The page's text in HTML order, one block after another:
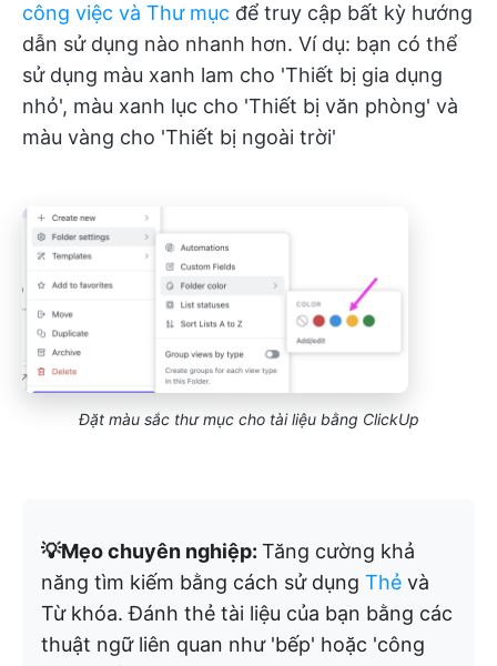
công việc và Thư mục để truy cập bất kỳ hướng
dẫn sử dụng nào nhanh hơn. Ví dụ: bạn có thể
sử dụng màu xanh lam cho 'Thiết bị gia dụng
nhỏ', màu xanh lục cho 'Thiết bị văn phòng' và
màu vàng cho 'Thiết bị ngoài trời'
Đặt màu sắc thư mục cho tài liệu bằng ClickUp
💡Mẹo chuyên nghiệp: Tăng cường khả
năng tìm kiếm bằng cách sử dụng Thẻ và
Từ khóa. Đánh thẻ tài liệu của bạn bằng các
thuật ngữ liên quan như 'bếp' hoặc 'công